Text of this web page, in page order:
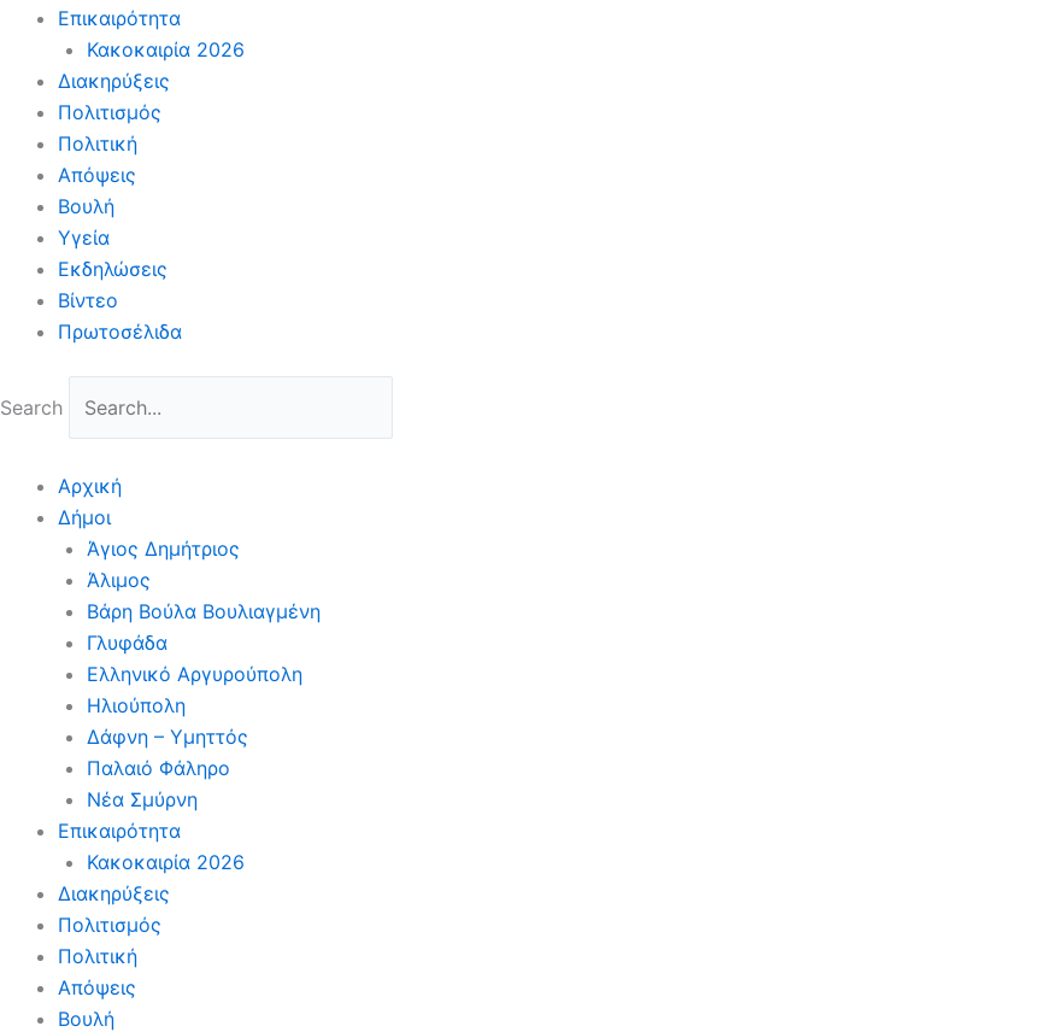
Επικαιρότητα
Κακοκαιρία 2026
Διακηρύξεις
Πολιτισμός
Πολιτική
Απόψεις
Βουλή
Υγεία
Εκδηλώσεις
Βίντεο
Πρωτοσέλιδα
Search
Αρχική
Δήμοι
Άγιος Δημήτριος
Άλιμος
Βάρη Βούλα Βουλιαγμένη
Γλυφάδα
Ελληνικό Αργυρούπολη
Ηλιούπολη
Δάφνη – Υμηττός
Παλαιό Φάληρο
Νέα Σμύρνη
Επικαιρότητα
Κακοκαιρία 2026
Διακηρύξεις
Πολιτισμός
Πολιτική
Απόψεις
Βουλή